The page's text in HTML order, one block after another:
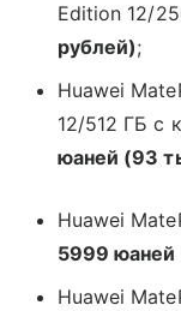
Edition 12/
рублей);
Huawei
12/512 ГБ с
юаней (93
Huawei
5999 юаней
Huawei